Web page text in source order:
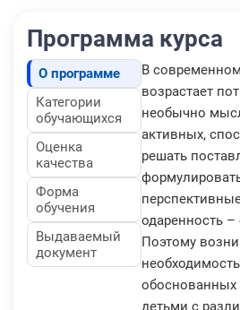
Программа курса
О программе
Категории
обучающихся
Оценка
качества
Форма
обучения
Выдаваемый
документ
В
возрастает
необычно
активных,
решать
одаренность
Поэтому
обоснованных
детьми с